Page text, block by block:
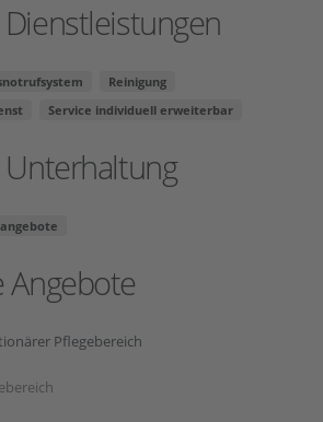
Reinigung
Service individuell erweiterbar
Angebote
Pflegebereich